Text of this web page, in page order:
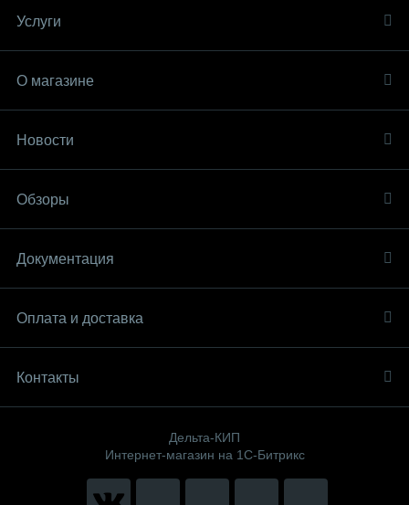
Услуги
О магазине
Новости
Обзоры
Документация
Оплата и доставка
Контакты
Дельта-КИП
Интернет-магазин на 1С-Битрикс